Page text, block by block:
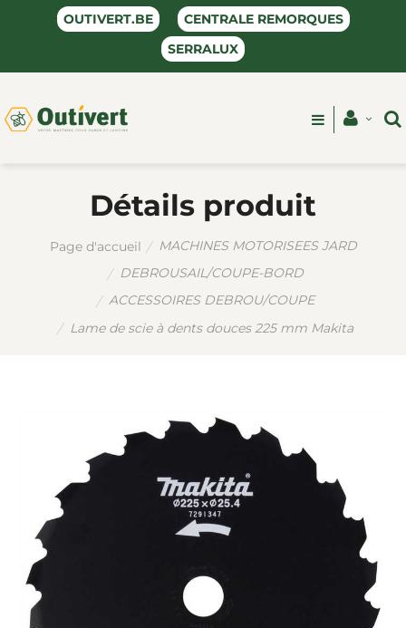
OUTIVERT.BE
CENTRALE REMORQUES
SERRALUX
Détails produit
Page d'accueil
MACHINES MOTORISEES JARD
DEBROUSAIL/COUPE-BORD
ACCESSOIRES DEBROU/COUPE
Lame de scie à dents douces 225 mm Makita